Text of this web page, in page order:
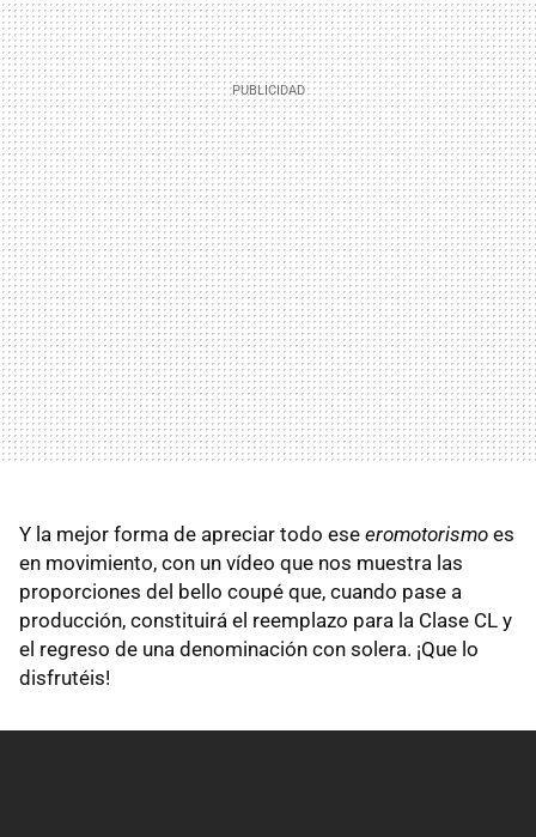
Y la mejor forma de apreciar todo ese eromotorismo es
en movimiento, con un vídeo que nos muestra las
proporciones del bello coupé que, cuando pase a
producción, constituirá el reemplazo para la Clase CL y
el regreso de una denominación con solera. ¡Que lo
disfrutéis!